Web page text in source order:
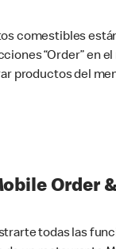
comestibles
“Order” en
productos del
Order
todas las